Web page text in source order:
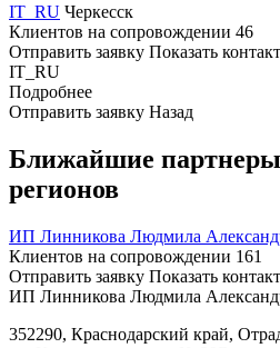
IT_RU Черкесск
Клиентов на сопровождении 46
Отправить заявку Показать
IT_RU
Подробнее
Отправить заявку Назад
Ближайшие партнеры
регионов
ИП Линникова Людмила
Клиентов на сопровождении 161
Отправить заявку Показать
ИП Линникова Людмила
352290, Краснодарский край,